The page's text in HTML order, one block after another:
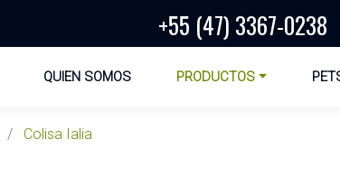
+55 (47) 3367-0238
QUIEN SOMOS PRODUCTOS
Colisa Ialia